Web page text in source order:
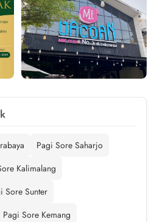
Pagi Sore Saharjo
Kalimalang
Sore Sunter
Pagi Sore Kemang